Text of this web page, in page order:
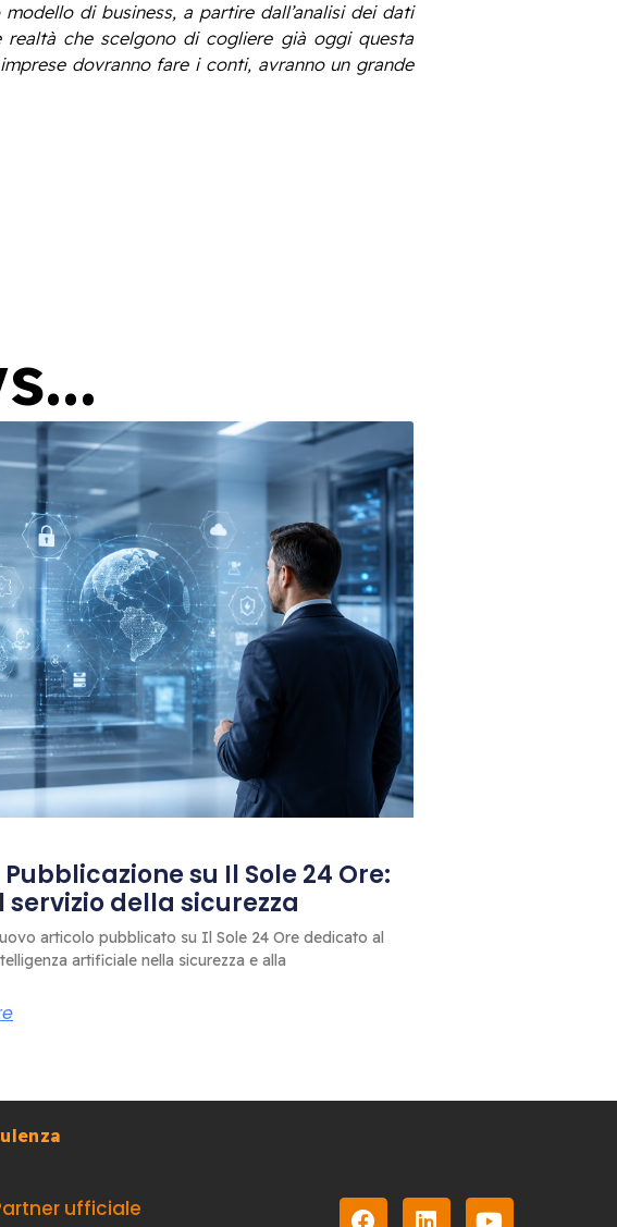
di business, a partire dall’analisi dei dati
realtà che scelgono di cogliere già oggi questa
dovranno fare i conti, avranno un grande
su Il Sole 24 Ore:
servizio della sicurezza
articolo pubblicato su Il Sole 24 Ore dedicato al
artificiale nella sicurezza e alla
ufficiale